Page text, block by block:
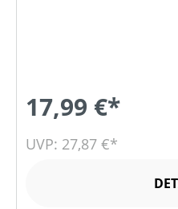
17,99 €*
UVP: 27,87 €*